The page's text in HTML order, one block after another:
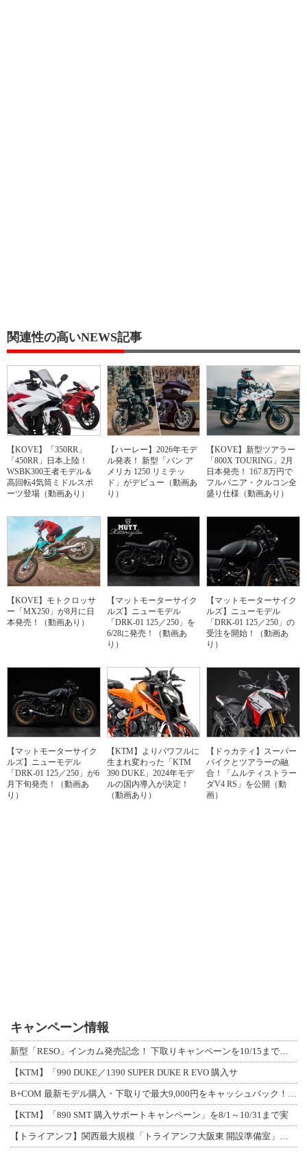
関連性の高いNEWS記事
【KOVE】「350RR」
「450RR」日本上陸！
WSBK300王者モデル＆
高回転4気筒ミドルスポ
ーツ登場（動画あり）
【ハーレー】2026年モデ
ル発表！ 新型「パン ア
メリカ 1250 リミテッ
ド」がデビュー（動画あ
り）
【KOVE】新型ツアラー
「800X TOURING」2月
日本発売！ 167.8万円で
フルパニア・クルコン全
盛り仕様（動画あり）
【KOVE】モトクロッサ
ー「MX250」が8月に日
本発売！（動画あり）
【マットモーターサイク
ルズ】ニューモデル
「DRK-01 125／250」を
6/28に発売！（動画あ
り）
【マットモーターサイク
ルズ】ニューモデル
「DRK-01 125／250」の
受注を開始！（動画あ
り）
【マットモーターサイク
ルズ】ニューモデル
「DRK-01 125／250」が6
月下旬発売！（動画あ
り）
【KTM】よりパワフルに
生まれ変わった「KTM
390 DUKE」2024年モデ
ルの国内導入が決定！
（動画あり）
【ドゥカティ】スーパー
バイクとツアラーの融
合！「ムルティストラー
ダV4 RS」を公開（動
画）
キャンペーン情報
新型「RESO」インカム発売記念！ 下取りキャンペーンを10/15まで延長して開
【KTM】「990 DUKE／1390 SUPER DUKE R EVO 購入サ
B+COM 最新モデル購入・下取りで最大9,000円をキャッシュバック！「B+F
【KTM】「890 SMT 購入サポートキャンペーン」を8/1～10/31まで実
【トライアンフ】関西最大規模「トライアンフ大阪東 開設準備室」がオープン！ 限定